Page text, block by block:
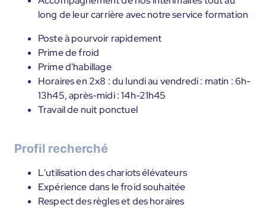
long de leur carrière avec notre service formation
Poste à pourvoir rapidement
Prime de froid
Prime d'habillage
Horaires en 2x8 : du lundi au vendredi : matin : 6h-
13h45, après-midi : 14h-21h45
Travail de nuit ponctuel
Profil recherché
L'utilisation des chariots élévateurs
Expérience dans le froid souhaitée
Respect des règles et des horaires